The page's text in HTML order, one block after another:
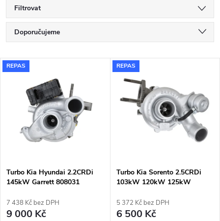
Filtrovat
Ř
a
p
r
Doporučujeme
Nejdražší
Nejprodávanější
Abecedně
V
s
p
REPAS
Turbo Kia Hyundai 2.2CRDi
145kW Garrett 808031
7 438 Kč bez DPH
9 000 Kč
REPAS
Turbo Kia Sorento 2.5CRDi
103kW 120kW 125kW
5 372 Kč bez DPH
6 500 Kč